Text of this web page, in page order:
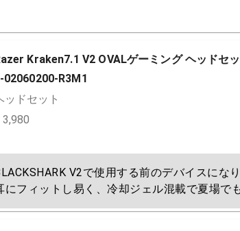
Kraken7.1 V2 OVALゲーミング ヘッドセ
02060200-R3M1
ッドセット
3,980
V2で使用する前のデバイスにな
にフィットし易く、冷却ジェル混載で夏場で